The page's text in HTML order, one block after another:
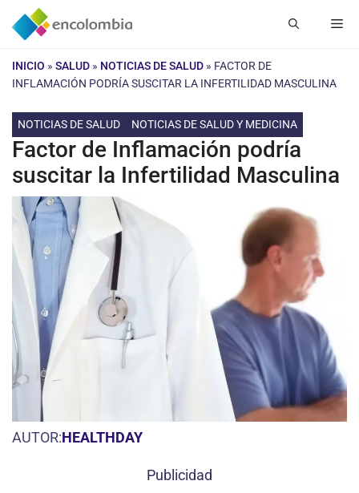
Saltar
INICIO » SALUD » NOTICIAS DE SALUD » FACTOR DE
INFLAMACIÓN PODRÍA SUSCITAR LA INFERTILIDAD MASCULINA
NOTICIAS DE SALUD NOTICIAS DE SALUD Y MEDICINA
Factor de Inflamación podría
suscitar la Infertilidad Masculina
AUTOR:HEALTHDAY
Publicidad